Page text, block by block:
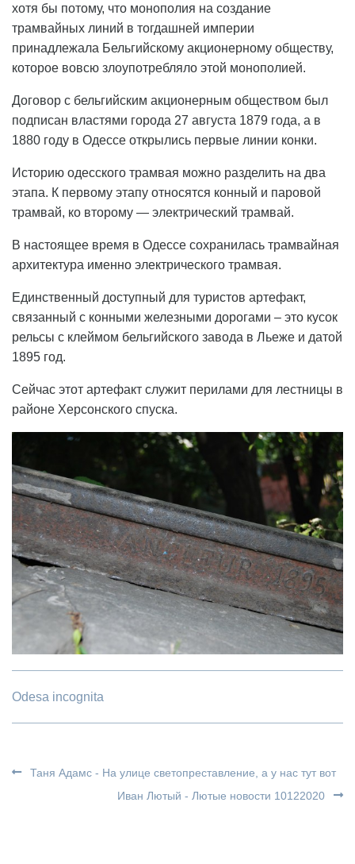
хотя бы потому, что монополия на создание
трамвайных линий в тогдашней империи
принадлежала Бельгийскому акционерному обществу,
которое вовсю злоупотребляло этой монополией.
Договор с бельгийским акционерным обществом был
подписан властями города 27 августа 1879 года, а в
1880 году в Одессе открылись первые линии конки.
Историю одесского трамвая можно разделить на два
этапа. К первому этапу относятся конный и паровой
трамвай, ко второму — электрический трамвай.
В настоящее время в Одессе сохранилась трамвайная
архитектура именно электрического трамвая.
Единственный доступный для туристов артефакт,
связанный с конными железными дорогами – это кусок
рельсы с клеймом бельгийского завода в Льеже и датой
1895 год.
Сейчас этот артефакт служит перилами для лестницы в
районе Херсонского спуска.
Odesa incognita
Таня Адамс - На улице светопреставление, а у нас тут вот
Иван Лютый - Лютые новости 10122020